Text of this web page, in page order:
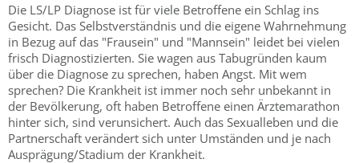
Die LS/LP Diagnose ist für viele Betroffene ein Schlag ins
Gesicht. Das Selbstverständnis und die eigene Wahrnehmung
in Bezug auf das "Frausein" und "Mannsein" leidet bei vielen
frisch Diagnostizierten. Sie wagen aus Tabugründen kaum
über die Diagnose zu sprechen, haben Angst. Mit wem
sprechen? Die Krankheit ist immer noch sehr unbekannt in
der Bevölkerung, oft haben Betroffene einen Ärztemarathon
hinter sich, sind verunsichert. Auch das Sexualleben und die
Partnerschaft verändert sich unter Umständen und je nach
Ausprägung/Stadium der Krankheit.